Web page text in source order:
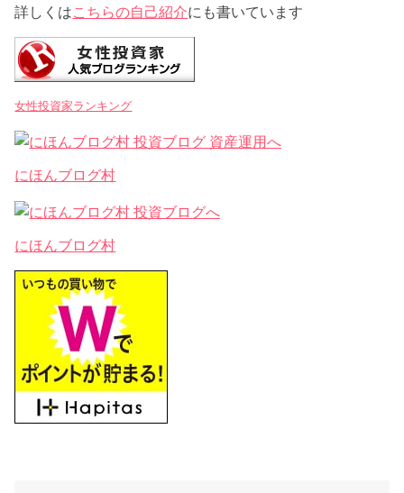
詳しくはこちらの自己紹介にも書いています
女性投資家ランキング
にほんブログ村
にほんブログ村